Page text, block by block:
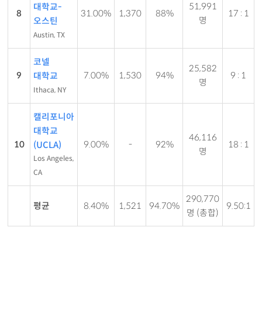
8
대학교-
오스틴
Austin, TX
31.00% 1,370 88%
51,991
명
17 : 1
9
코넬
대학교
Ithaca, NY
7.00% 1,530 94%
25,582
명
9 : 1
10
캘리포니아
대학교
(UCLA)
Los Angeles,
CA
9.00% - 92%
46,116
명
18 : 1
평균 8.40% 1,521 94.70%
290,770
명 (총합)
9.50:1